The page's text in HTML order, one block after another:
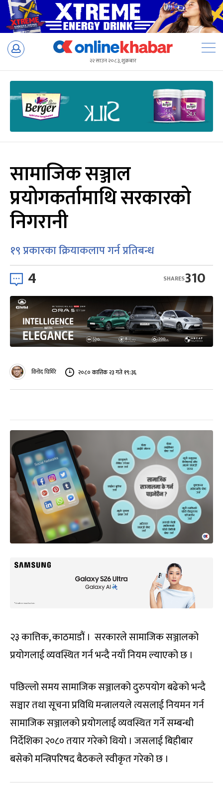
Skip
२२ साउन २०८३, शुक्रबार
सामाजिक सञ्जाल
प्रयोगकर्तामाथि सरकारको
निगरानी
१९ प्रकारका क्रियाकलाप गर्न प्रतिबन्ध
4 310
SHARES
विनोद घिमिरे २०८० कात्तिक २३ गते १९:३६
२३ कात्तिक, काठमाडौं । सरकारले सामाजिक सञ्जालको
प्रयोगलाई व्यवस्थित गर्न भन्दै नयाँ नियम ल्याएको छ ।
पछिल्लो समय सामाजिक सञ्जालको दुरुपयोग बढेको भन्दै
सञ्चार तथा सूचना प्रविधि मन्त्रालयले त्यसलाई नियमन गर्न
सामाजिक सञ्जालको प्रयोगलाई व्यवस्थित गर्ने सम्बन्धी
निर्देशिका २०८० तयार गरेको थियो । जसलाई बिहीबार
बसेको मन्त्रिपरिषद बैठकले स्वीकृत गरेको छ ।